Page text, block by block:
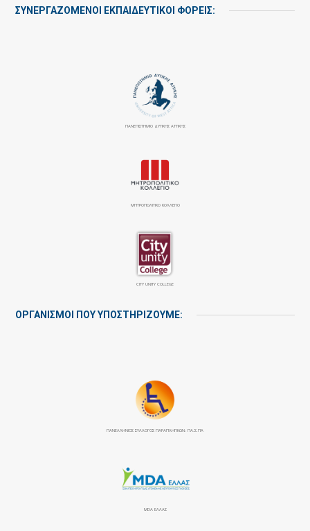
ΣΥΝΕΡΓΑΖΌΜΕΝΟΙ ΕΚΠΑΙΔΕΥΤΙΚΟΊ ΦΟΡΕΊΣ:
ΠΑΝΕΠΙΣΤΉΜΙΟ ΔΥΤΙΚΉΣ ΑΤΤΙΚΉΣ
ΜΗΤΡΟΠΟΛΙΤΙΚΟ ΚΟΛΛΕΓΙΟ
CITY UNITY COLLEGE
ΟΡΓΑΝΙΣΜΟΙ ΠΟΥ ΥΠΟΣΤΗΡΙΖΟΥΜΕ:
ΠΑΝΕΛΛΉΝΙΟΣ ΣΎΛΛΟΓΟΣ ΠΑΡΑΠΛΗΓΙΚΏΝ: ΠΑ.Σ.ΠΑ
MDA ΕΛΛΑΣ